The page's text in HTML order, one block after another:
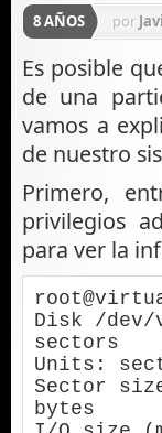
8 AÑOS por
Es posible
de una
vamos a
de nuestro
Primero,
privilegios
para ver la
Disk /dev/
sectors
Units:
Sector